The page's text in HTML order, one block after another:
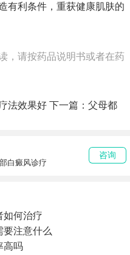
有利条件，重获健康肌肤的
，请按药品说明书或者在药
法效果好 下一篇： 父母都
白癜风诊疗
咨询
如何治疗
要注意什么
高吗